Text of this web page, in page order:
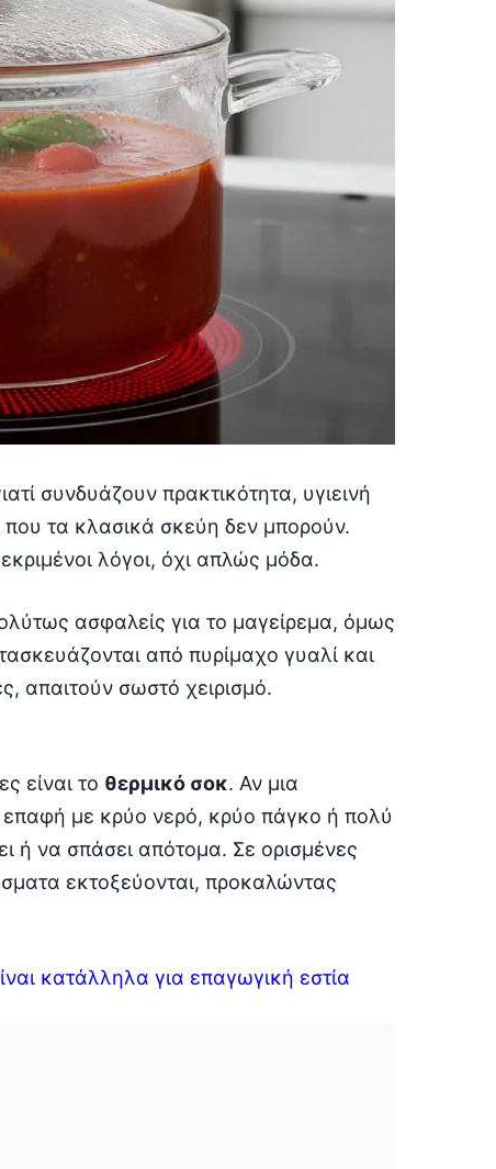
συνδυάζουν πρακτικότητα, υγιεινή
που τα κλασικά σκεύη δεν μπορούν.
λόγοι, όχι απλώς μόδα.
ασφαλείς για το μαγείρεμα, όμως
από πυρίμαχο γυαλί και
απαιτούν σωστό χειρισμό.
είναι το θερμικό σοκ. Αν μια
επαφή με κρύο νερό, κρύο πάγκο ή πολύ
ή να σπάσει απότομα. Σε ορισμένες
εκτοξεύονται, προκαλώντας
κατάλληλα για επαγωγική εστία